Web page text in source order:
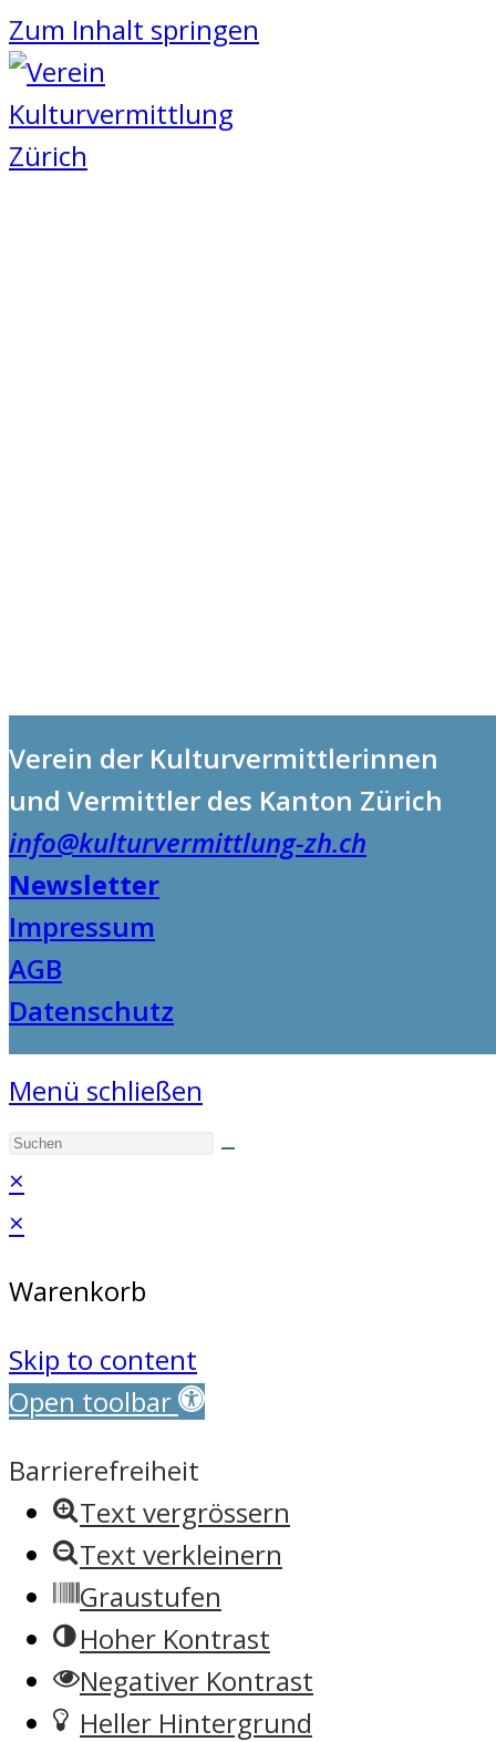
Zum Inhalt springen
Verein der Kulturvermittlerinnen
und Vermittler des Kanton Zürich
info@kulturvermittlung-zh.ch
Newsletter
Impressum
AGB
Datenschutz
Menü schließen
×
×
Warenkorb
Skip to content
Open toolbar
Barrierefreiheit
Text vergrössern
Text verkleinern
Graustufen
Hoher Kontrast
Negativer Kontrast
Heller Hintergrund